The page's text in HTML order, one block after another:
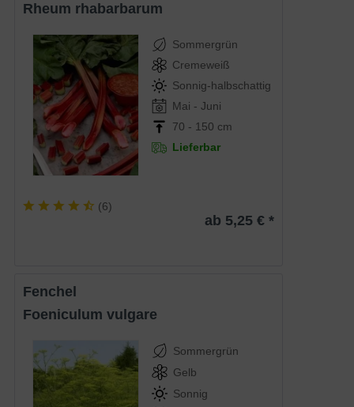
Rheum rhabarbarum
Sommergrün
Cremeweiß
Sonnig-halbschattig
Mai - Juni
70 - 150 cm
Lieferbar
(6)
ab 5,25 € *
Fenchel
Foeniculum vulgare
Sommergrün
Gelb
Sonnig